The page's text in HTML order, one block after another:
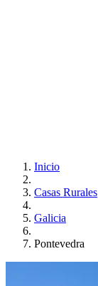
Inicio
Casas Rurales
Galicia
Pontevedra